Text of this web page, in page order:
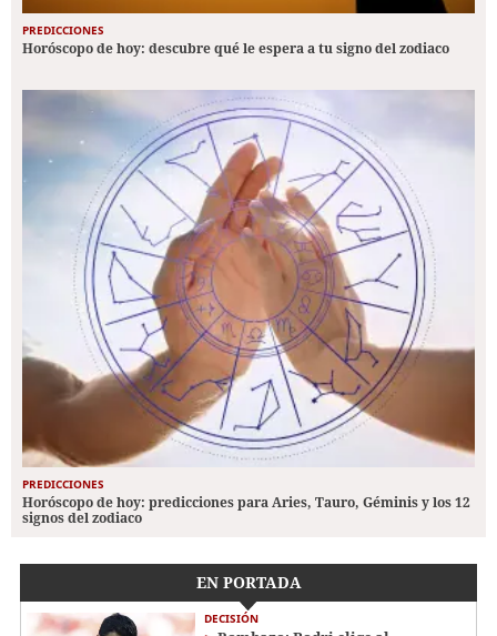
PREDICCIONES
Horóscopo de hoy: descubre qué le espera a tu signo del zodiaco
PREDICCIONES
Horóscopo de hoy: predicciones para Aries, Tauro, Géminis y los 12
signos del zodiaco
EN PORTADA
DECISIÓN